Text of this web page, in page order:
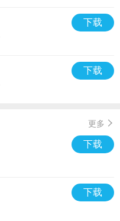
下载
下载
更多
下载
下载